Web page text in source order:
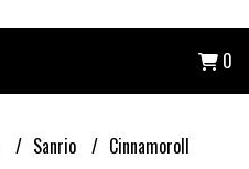
0
Sanrio Cinnamoroll